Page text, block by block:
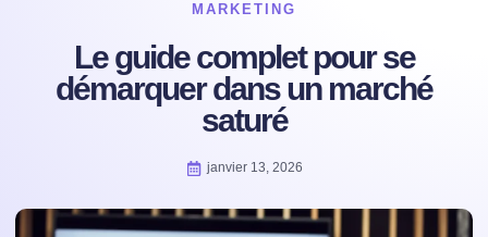
MARKETING
Le guide complet pour se
démarquer dans un marché
saturé
janvier 13, 2026